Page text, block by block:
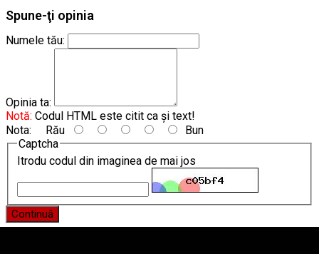
Spune-ţi opinia
Numele tău:
Opinia ta:
Notă: Codul HTML este citit ca şi text!
Nota: Rău
Bun
Captcha
Itrodu codul din imaginea de mai jos
Continuă